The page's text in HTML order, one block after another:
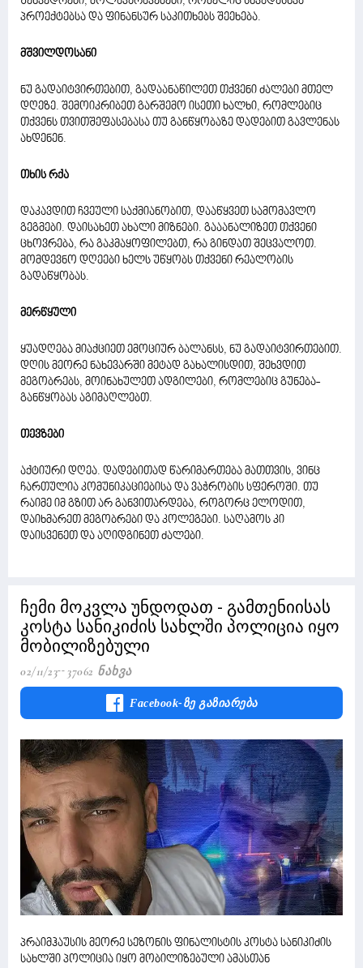
პროექტებსა და ფინანსურ საკითხებს შეეხება.
მშვილდოსანი
ნუ გადაიტვირთებით, გადაანაწილეთ თქვენი ძალები მთელ
დღეზე. შემოიკრიბეთ გარშემო ისეთი ხალხი, რომლებიც
თქვენს თვითშეფასებასა თუ განწყობაზე დადებით გავლენას
ახდენენ.
თხის რქა
დაკავდით ჩვეული საქმიანობით, დააწყვეთ სამომავლო
გეგმები. დაისახეთ ახალი მიზნები. გააანალიზეთ თქვენი
ცხოვრება, რა გაკმაყოფილებთ, რა გინდათ შეცვალოთ.
მომდევნო დღეები ხელს უწყობს თქვენი რეალობის
გადაწყობას.
მერწყული
ყუადღება მიაქციეთ ემოციურ ბალანსს, ნუ გადაიტვირთებით.
დღის მეორე ნახევარში მეტად გახალისდით, შეხვდით
მეგობრებს, მოინახულეთ ადგილები, რომლებიც გუნება-
განწყობას აგიმაღლებთ.
თევზები
აქტიური დღეა. დადებითად წარიმართება მათთვის, ვინც
ჩართულია კომუნიკაციებისა და ვაჭრობის სფეროში. თუ
რაიმე იმ გზით არ განვითარდება, როგორც ელოდით,
დაიხმარეთ მეგობრები და კოლეგები. საღამოს კი
დაისვენეთ და აღიდგინეთ ძალები.
ჩემი მოკვლა უნდოდათ - გამთენიისას
კოსტა სანიკიძის სახლში პოლიცია იყო
მობილიზებული
02/11/23 37062 Ნახვა
Facebook-Ზე Გაზიარება
პრაიმჰაუსის მეორე სეზონის ფინალისტის კოსტა სანიკიძის
სახლში პოლიცია იყო მობილიზებული ამასთან